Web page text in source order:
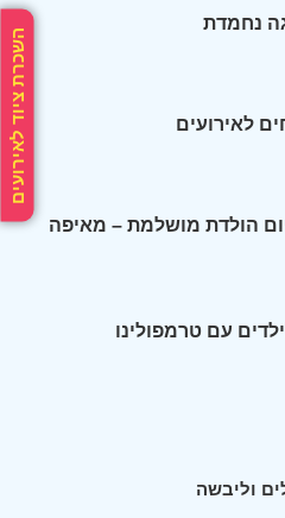
השכרת ציוד לאירועים
נחמדת
לאירועים
הולדת מושלמת – מאיפה
עם טרמפולינו
וליבשה